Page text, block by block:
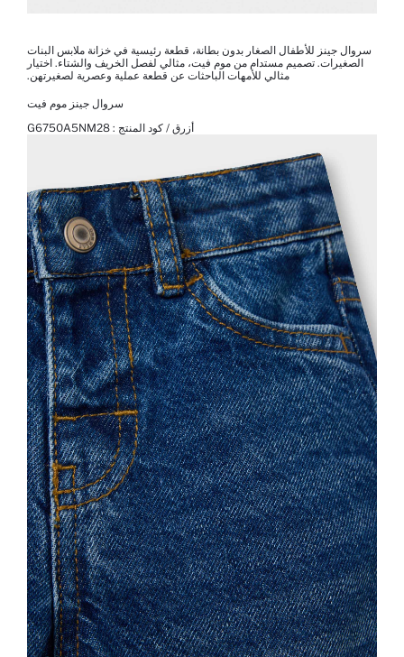
سروال جينز للأطفال الصغار بدون بطانة، قطعة رئيسية في خزانة ملابس البنات
الصغيرات. تصميم مستدام من موم فيت، مثالي لفصل الخريف والشتاء. اختيار
مثالي للأمهات الباحثات عن قطعة عملية وعصرية لصغيرتهن.
سروال جينز موم فيت
أزرق / كود المنتج : G6750A5NM28